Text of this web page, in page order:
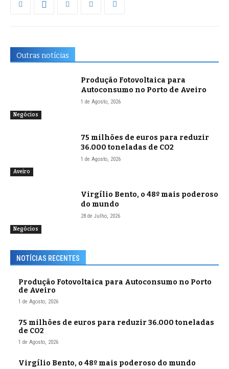
Outras notícias
Negócios
Produção Fotovoltaica para
Autoconsumo no Porto de Aveiro
1 de Agosto, 2026
Aveiro
75 milhões de euros para reduzir
36.000 toneladas de CO2
1 de Agosto, 2026
Negócios
Virgílio Bento, o 48º mais poderoso
do mundo
28 de Julho, 2026
NOTÍCIAS RECENTES
Produção Fotovoltaica para Autoconsumo no Porto
de Aveiro
1 de Agosto, 2026
75 milhões de euros para reduzir 36.000 toneladas
de CO2
1 de Agosto, 2026
Virgílio Bento, o 48º mais poderoso do mundo